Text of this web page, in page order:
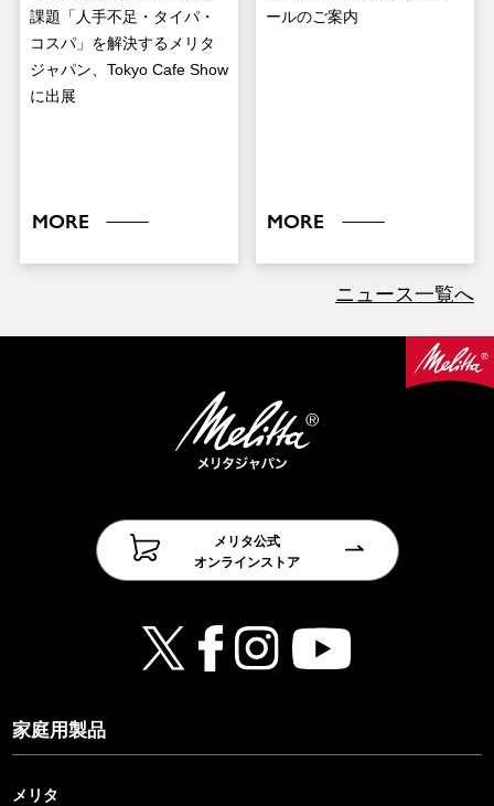
課題「人手不足・タイパ・
コスパ」を解決するメリタ
ジャパン、Tokyo Cafe Show
に出展
MORE
ールのご案内
MORE
ニュース一覧へ
メリタ公式
オンラインストア
家庭用製品
メリタ